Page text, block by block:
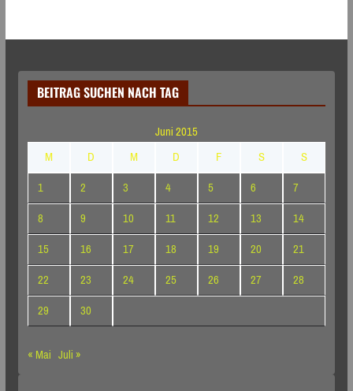
BEITRAG SUCHEN NACH TAG
Juni 2015
M
D M D F S
S
1
2 3 4 5 6
7
8
9 10 11 12 13
14
15
16 17 18 19 20
21
22
23 24 25 26 27
28
29
30
« Mai Juli »